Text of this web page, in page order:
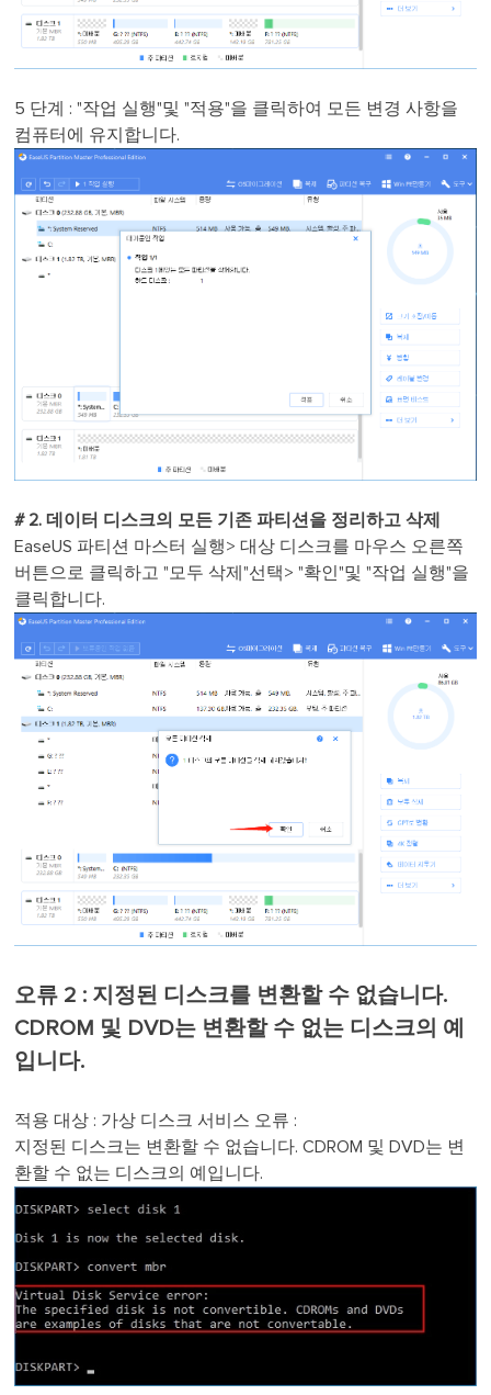
5 단계 : "작업 실행"및 "적용"을 클릭하여 모든 변경 사항을
컴퓨터에 유지합니다.
# 2. 데이터 디스크의 모든 기존 파티션을 정리하고 삭제
EaseUS 파티션 마스터 실행> 대상 디스크를 마우스 오른쪽
버튼으로 클릭하고 "모두 삭제"선택> "확인"및 "작업 실행"을
클릭합니다.
오류 2 : 지정된 디스크를 변환할 수 없습니다.
CDROM 및 DVD는 변환할 수 없는 디스크의 예
입니다.
적용 대상 : 가상 디스크 서비스 오류 :
지정된 디스크는 변환할 수 없습니다. CDROM 및 DVD는 변
환할 수 없는 디스크의 예입니다.